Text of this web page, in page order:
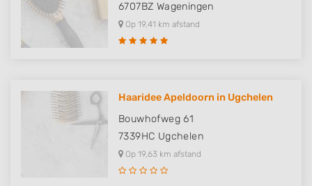
6707BZ Wageningen
Op 19,41 km afstand
Haaridee Apeldoorn in Ugchelen
Bouwhofweg 61
7339HC Ugchelen
Op 19,63 km afstand
Use limited data to select content
IAB Special Features:
Identify devices based on information
actively requested
Non-IAB processing purposes: